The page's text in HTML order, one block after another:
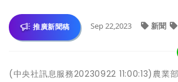
推廣新聞稿 Sep 22,2023 新聞
(中央社訊息服務20230922 11:00:13)農業